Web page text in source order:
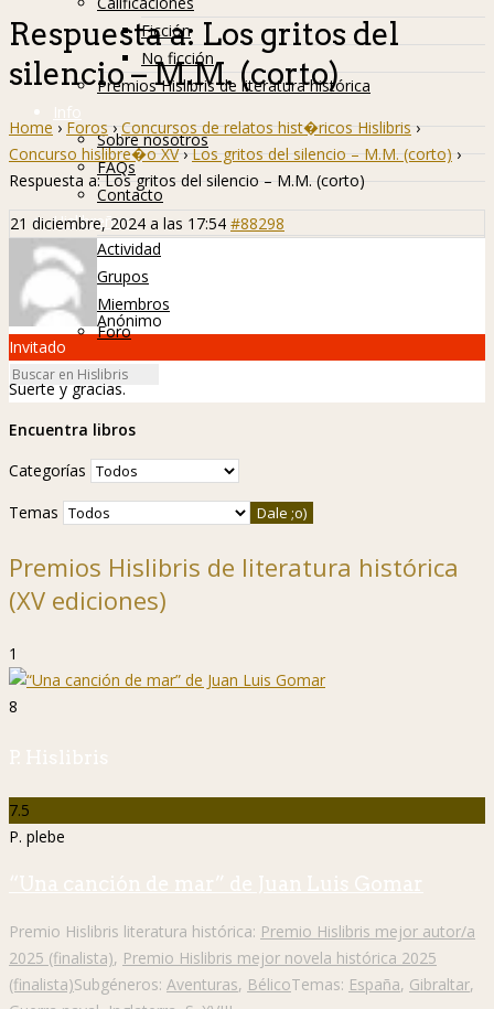
Ficción
No ficción
Premios Hislibris de literatura histórica
Info
Sobre nosotros
FAQs
Contacto
Hislibreños
Actividad
Grupos
Miembros
Foro
Respuesta a: Los gritos del
silencio – M.M. (corto)
Home › Foros › Concursos de relatos hist�ricos Hislibris ›
Concurso hislibre�o XV › Los gritos del silencio – M.M. (corto) ›
Respuesta a: Los gritos del silencio – M.M. (corto)
21 diciembre, 2024 a las 17:54 #88298
Anónimo
Invitado
Suerte y gracias.
Encuentra libros
Categorías
Temas
Premios Hislibris de literatura histórica
(XV ediciones)
1
8
P. Hislibris
7.5
P. plebe
“Una canción de mar” de Juan Luis Gomar
Premio Hislibris literatura histórica: Premio Hislibris mejor autor/a
2025 (finalista), Premio Hislibris mejor novela histórica 2025
(finalista)Subgéneros: Aventuras, BélicoTemas: España, Gibraltar,